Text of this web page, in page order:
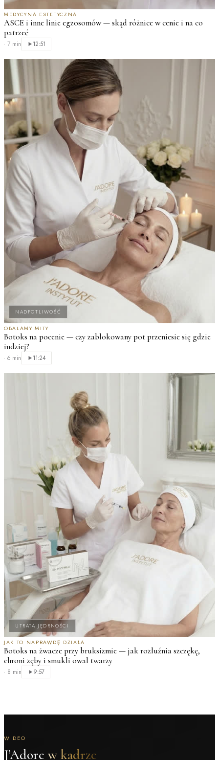
MEDYCYNA ESTETYCZNA
ASCE i inne linie egzosomów — skąd różnice w cenie i na co
patrzeć
· 7 min 12:51
NADPOTLIWOŚĆ
OBALAMY MITY
Botoks na pocenie — czy zablokowany pot przeniesie się gdzie
indziej?
· 6 min 11:24
UTRATA JĘDRNOŚCI
JAK TO NAPRAWDĘ DZIAŁA
Botoks na żwacze przy bruksizmie — jak rozluźnia szczękę,
chroni zęby i smukli owal twarzy
· 8 min 9:57
WIDEO
J’Adore w kadrze